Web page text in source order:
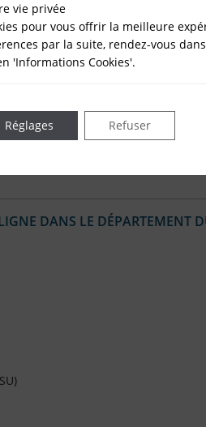
DANS LE DÉPARTEMENT
vie privée
pour vous offrir la meilleure
par la suite, rendez-vous
'Informations Cookies'.
Refuser
Réglages